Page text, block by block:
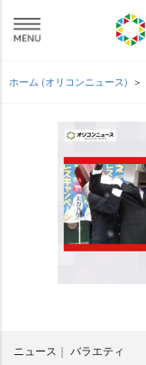
ホーム (オリコンニュース)
ニュース バラエティ